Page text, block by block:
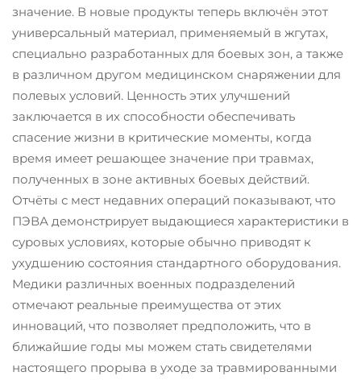
значение. В новые продукты теперь включён этот
универсальный материал, применяемый в жгутах,
специально разработанных для боевых зон, а также
в различном другом медицинском снаряжении для
полевых условий. Ценность этих улучшений
заключается в их способности обеспечивать
спасение жизни в критические моменты, когда
время имеет решающее значение при травмах,
полученных в зоне активных боевых действий.
Отчёты с мест недавних операций показывают, что
ПЭВА демонстрирует выдающиеся характеристики в
суровых условиях, которые обычно приводят к
ухудшению состояния стандартного оборудования.
Медики различных военных подразделений
отмечают реальные преимущества от этих
инноваций, что позволяет предположить, что в
ближайшие годы мы можем стать свидетелями
настоящего прорыва в уходе за травмированными